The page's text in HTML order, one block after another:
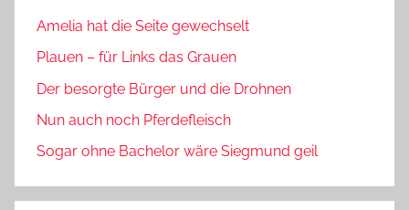
Amelia hat die Seite gewechselt
Plauen – für Links das Grauen
Der besorgte Bürger und die Drohnen
Nun auch noch Pferdefleisch
Sogar ohne Bachelor wäre Siegmund geil